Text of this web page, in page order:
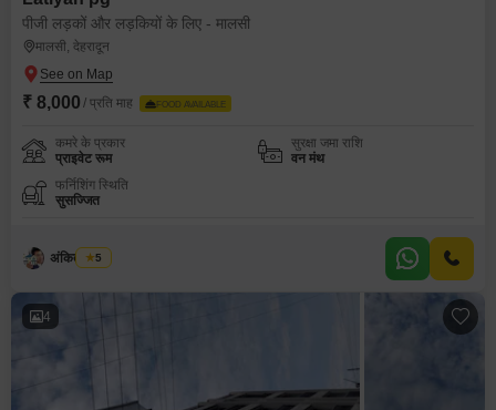
पीजी लड़कों और लड़कियों के लिए - मालसी
मालसी, देहरादून
₹ 8,000 / प्रति माह FOOD AVAILABLE
कमरे के प्रकार
प्राइवेट रूम
सुरक्षा जमा राशि
वन मंथ
फर्निशिंग स्थिति
सुसज्जित
अंकित चौधरी
5
4